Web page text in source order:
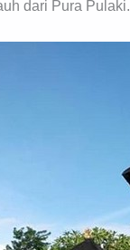
dari Pura Pulaki.